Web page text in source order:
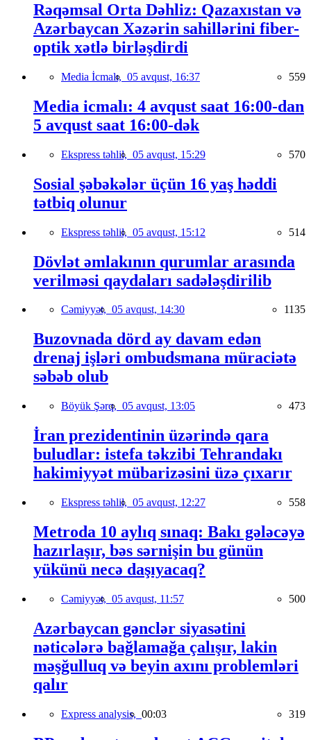
Rəqəmsal Orta Dəhliz: Qazaxıstan və
Azərbaycan Xəzərin sahillərini fiber-
optik xətlə birləşdirdi
Media İcmalı, 05 avqust, 16:37 559
Media icmalı: 4 avqust saat 16:00-dan
5 avqust saat 16:00-dək
Ekspress təhlil, 05 avqust, 15:29 570
Sosial şəbəkələr üçün 16 yaş həddi
tətbiq olunur
Ekspress təhlil, 05 avqust, 15:12 514
Dövlət əmlakının qurumlar arasında
verilməsi qaydaları sadələşdirilib
Cəmiyyət, 05 avqust, 14:30 1135
Buzovnada dörd ay davam edən
drenaj işləri ombudsmana müraciətə
səbəb olub
Böyük Şərq, 05 avqust, 13:05 473
İran prezidentinin üzərində qara
buludlar: istefa təkzibi Tehrandakı
hakimiyyət mübarizəsini üzə çıxarır
Ekspress təhlil, 05 avqust, 12:27 558
Metroda 10 aylıq sınaq: Bakı gələcəyə
hazırlaşır, bəs sərnişin bu günün
yükünü necə daşıyacaq?
Cəmiyyət, 05 avqust, 11:57 500
Azərbaycan gənclər siyasətini
nəticələrə bağlamağa çalışır, lakin
məşğulluq və beyin axını problemləri
qalır
Express analysis, 00:03 319